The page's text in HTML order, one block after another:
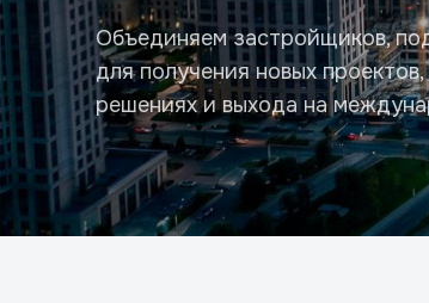
Объединяем застройщиков,
для получения новых
решениях и выхода на